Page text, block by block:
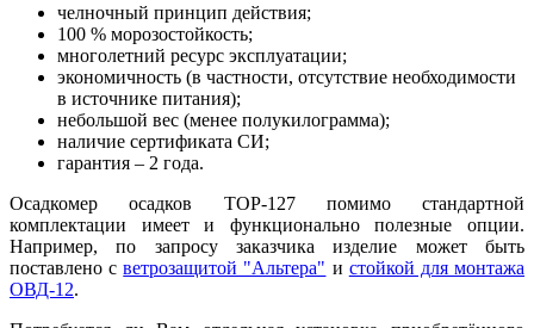
челночный принцип действия;
100 % морозостойкость;
многолетний ресурс эксплуатации;
экономичность (в частности, отсутствие необходимости
в источнике питания);
небольшой вес (менее полукилограмма);
наличие сертификата СИ;
гарантия – 2 года.
Осадкомер осадков ТОР-127 помимо стандартной
комплектации имеет и функционально полезные опции.
Например, по запросу заказчика изделие может быть
поставлено светрозащитой "Альтера" и стойкой для монтажа
ОВД-12.